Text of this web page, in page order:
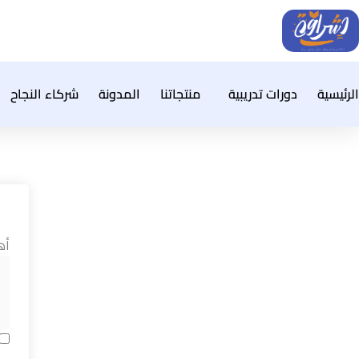
تخطي
إلى
المحتوى
الرئيسية دورات تدريبية منتجاتنا المدونة شركاء النجاح